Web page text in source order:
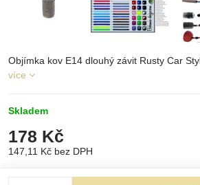
Objímka kov E14 dlouhý závit Rusty Car
více
Skladem
178 Kč
147,11 Kč bez DPH